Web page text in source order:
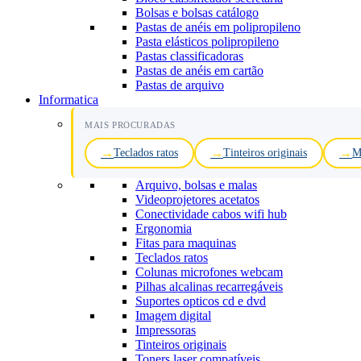
Bolsas e bolsas catálogo
Pastas de anéis em polipropileno
Pasta elásticos polipropileno
Pastas classificadoras
Pastas de anéis em cartão
Pastas de arquivo
Informatica
MAIS PROCURADAS
Teclados ratos Tinteiros originais
Arquivo, bolsas e malas
Videoprojetores acetatos
Conectividade cabos wifi hub
Ergonomia
Fitas para maquinas
Teclados ratos
Colunas microfones webcam
Pilhas alcalinas recarregáveis
Suportes opticos cd e dvd
Imagem digital
Impressoras
Tinteiros originais